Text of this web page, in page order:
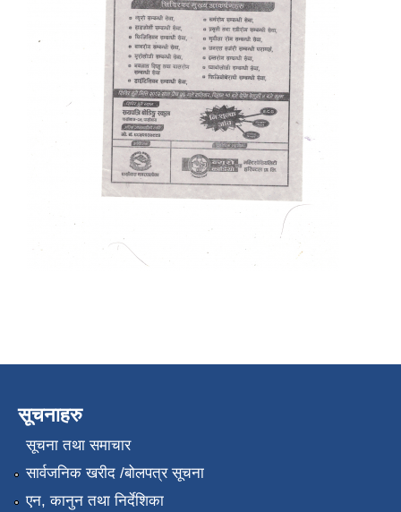
सूचनाहरु
सूचना तथा समाचार
सार्वजनिक खरीद /बोलपत्र सूचना
एन, कानुन तथा निर्देशिका